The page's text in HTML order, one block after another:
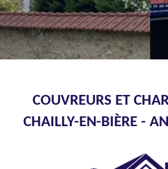
COUVREURS ET
CHAILLY-EN-BIÈRE -